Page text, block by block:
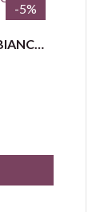
-5%
GIRALDI & GIRALDI ARINTHA BIANCO CALABRIA IGP